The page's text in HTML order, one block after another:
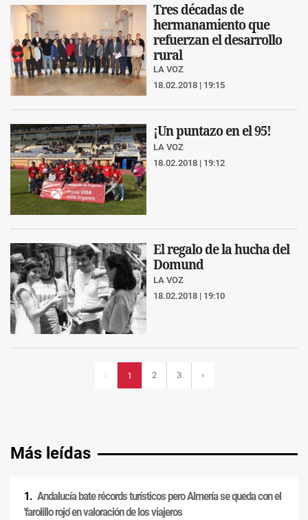
Tres décadas de
hermanamiento que
refuerzan el desarrollo
rural
LA VOZ
18.02.2018 | 19:15
¡Un puntazo en el 95!
LA VOZ
18.02.2018 | 19:12
El regalo de la hucha del
Domund
LA VOZ
18.02.2018 | 19:10
‹ 1 2 3 ›
Más leídas
Andalucía bate récords turísticos pero Almería se queda con el
'farolillo rojo' en valoración de los viajeros